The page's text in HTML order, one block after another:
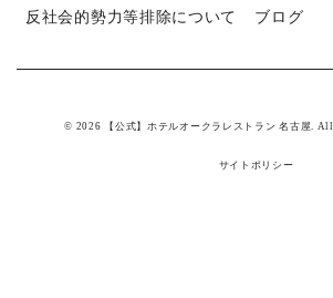
反社会的勢力等排除について
ブログ
© 2026 【公式】ホテルオークラレストラン 名古屋.
サイトポリシー